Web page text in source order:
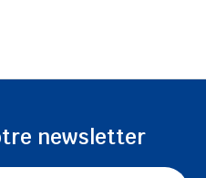
newsletter